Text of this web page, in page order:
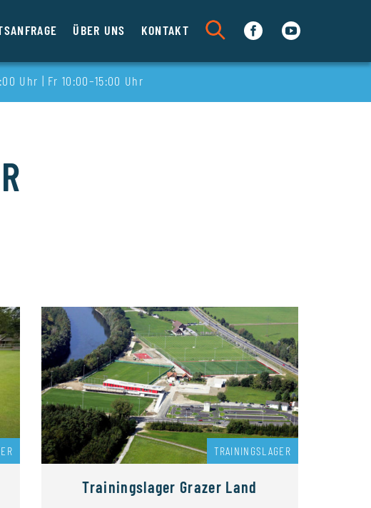
ÜBER UNS KONTAKT S FB YT
Uhr | Fr 10:00–15:00 Uhr
TRAININGSLAGER
Trainingslager Grazer Land